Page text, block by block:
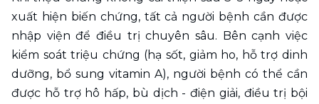
xuất hiện biến chứng, tất cả người bệnh cần được
nhập viện để điều trị chuyên sâu. Bên cạnh việc
kiểm soát triệu chứng (hạ sốt, giảm ho, hỗ trợ dinh
dưỡng, bổ sung vitamin A), người bệnh có thể cần
được hỗ trợ hô hấp, bù dịch - điện giải, điều trị bội